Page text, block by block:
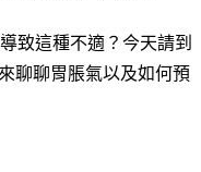
致這種不適？今天請到
聊聊胃脹氣以及如何預